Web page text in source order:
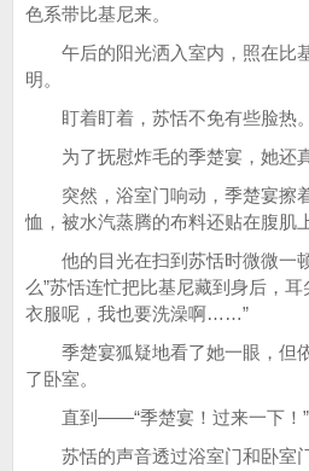
色系带比基尼来。
午后的阳光洒入室内，照在比
明。
盯着盯着，苏恬不免有些脸热。
为了抚慰炸毛的季楚宴，她还
突然，浴室门响动，季楚宴擦
恤，被水汽蒸腾的布料还贴在腹肌
他的目光在扫到苏恬时微微一
么”苏恬连忙把比基尼藏到身后，
衣服呢，我也要洗澡啊……”
季楚宴狐疑地看了她一眼，但
了卧室。
直到——“季楚宴！过来一下！”
苏恬的声音透过浴室门和卧室